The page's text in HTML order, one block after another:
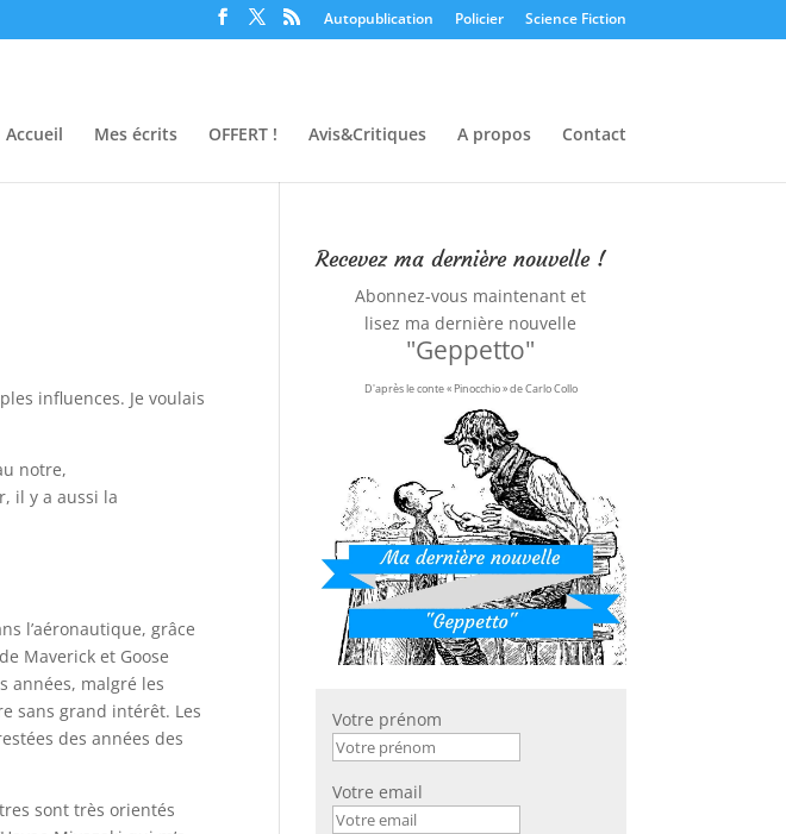
Autopublication Policier Science Fiction
Accueil Mes écrits OFFERT ! Avis&Critiques A propos Contact
influences. Je voulais
notre,
il y a aussi la
l’aéronautique, grâce
Maverick et Goose
années, malgré les
sans grand intérêt. Les
des années des
sont très orientés
Recevez ma dernière nouvelle !
Abonnez-vous maintenant et
lisez ma dernière nouvelle
"Geppetto"
D'après le conte « Pinocchio » de Carlo Collo
Votre prénom
Votre email